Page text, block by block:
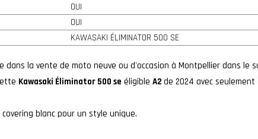
OUI
OUI
KAWASAKI ÉLIMINATOR 500 SE
dans la vente de moto neuve ou d'occasion à Montpellier dans le
Kawasaki Éliminator 500 se éligible A2 de 2024 avec seulement
blanc pour un style unique.